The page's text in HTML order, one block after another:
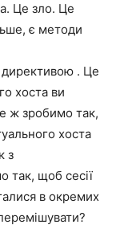
Це зло. Це
є методи
директивою . Це
хоста ви
ж зробимо так,
хоста
з
так, щоб сесії
в окремих